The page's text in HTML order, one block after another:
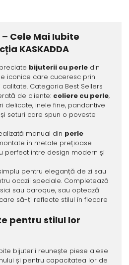
Cele Mai Iubite
KASKADDA
bijuterii cu perledin
iconice care cuceresc prin
Categoria Best Sellers
de cliente: coliere cu perle,
delicate, inele fine, pandantive
seturi care spun o poveste
manual din perle
în metale prețioase
perfect între design modern și
pentru eleganță de zi sau
ocazii speciale. Completează
sau baroque, sau optează
să-ți reflecte stilul în fiecare
pentru stilul lor
bijuterii reunește piese alese
și pentru capacitatea lor de